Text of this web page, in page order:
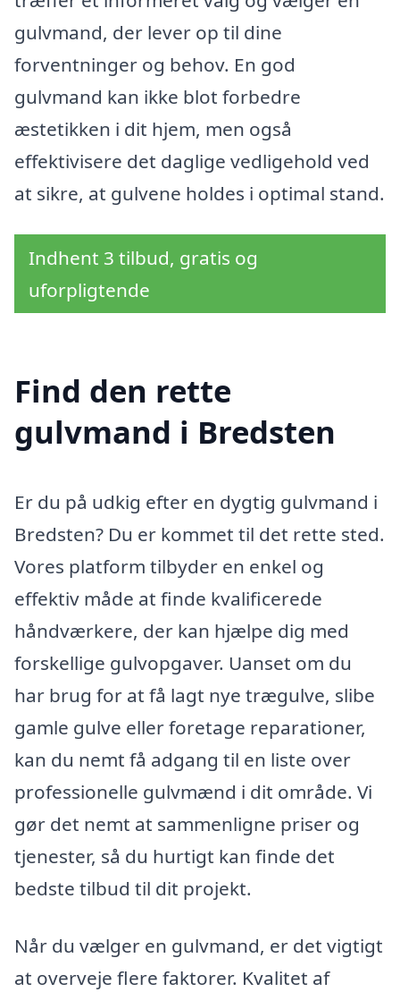
gulvmand, der lever op til dine
forventninger og behov. En god
gulvmand kan ikke blot forbedre
æstetikken i dit hjem, men også
effektivisere det daglige vedligehold ved
at sikre, at gulvene holdes i optimal stand.
Indhent 3 tilbud, gratis og
uforpligtende
Find den rette
gulvmand i Bredsten
Er du på udkig efter en dygtig gulvmand i
Bredsten? Du er kommet til det rette sted.
Vores platform tilbyder en enkel og
effektiv måde at finde kvalificerede
håndværkere, der kan hjælpe dig med
forskellige gulvopgaver. Uanset om du
har brug for at få lagt nye trægulve, slibe
gamle gulve eller foretage reparationer,
kan du nemt få adgang til en liste over
professionelle gulvmænd i dit område. Vi
gør det nemt at sammenligne priser og
tjenester, så du hurtigt kan finde det
bedste tilbud til dit projekt.
Når du vælger en gulvmand, er det vigtigt
at overveje flere faktorer. Kvalitet af